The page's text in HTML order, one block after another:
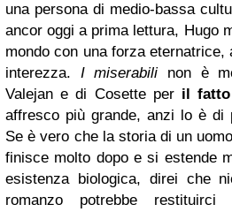
una persona di medio-bassa
ancor oggi a prima lettura, Hugo
mondo con una forza
interezza. I miserabili non è
Valejan e di Cosette per il fatto
affresco più grande, anzi lo è di
Se è vero che la storia di un
finisce molto dopo e si estende
esistenza biologica, direi che
romanzo potrebbe